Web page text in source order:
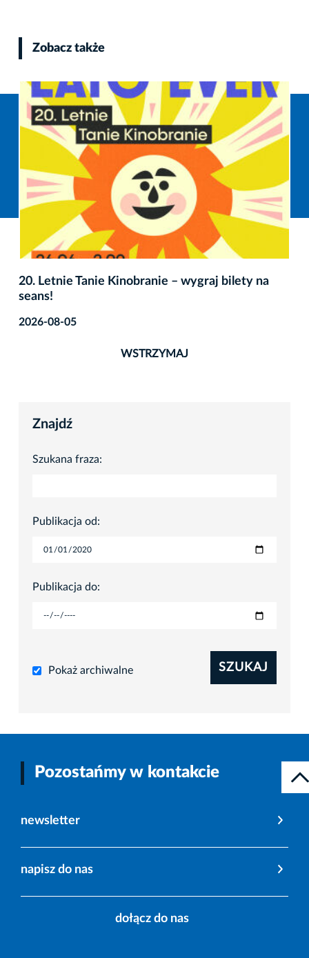
Zobacz także
20. Letnie Tanie Kinobranie – wygraj bilety na
seans!
2026-08-05
WSTRZYMAJ
Znajdź
Szukana fraza:
Publikacja od:
Publikacja do:
Pokaż archiwalne SZUKAJ
Pozostańmy w kontakcie
newsletter
napisz do nas
dołącz do nas